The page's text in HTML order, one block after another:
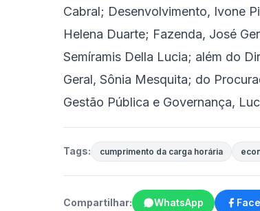
Cabral; Desenvolvimento, Ivone
Helena Duarte; Fazenda, José
Semíramis Della Lucia; além do
Geral, Sônia Mesquita; do
Gestão Pública e Governança,
Tags: cumprimento da carga horária
Compartilhar: WhatsApp